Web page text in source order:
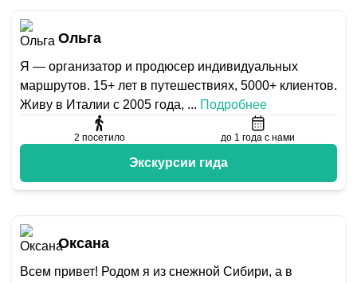
Ольга
Я — организатор и продюсер индивидуальных
маршрутов. 15+ лет в путешествиях, 5000+ клиентов.
Живу в Италии с 2005 года, ... Подробнее
2 посетило до 1 года с нами
Экскурсии гида
Оксана
Всем привет! Родом я из снежной Сибири, а в